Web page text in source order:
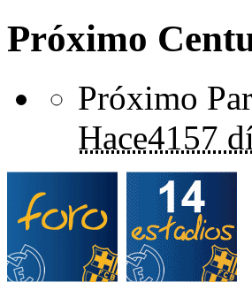
Próximo
Próximo
Hace4157